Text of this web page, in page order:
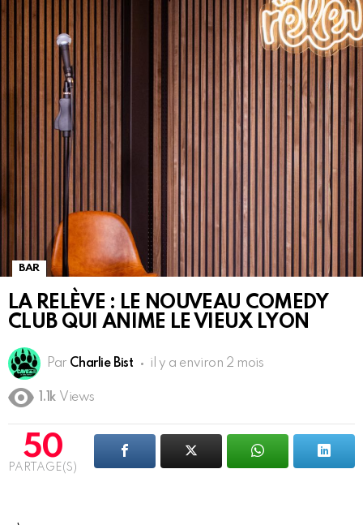
BAR
LA RELÈVE : LE NOUVEAU COMEDY
CLUB QUI ANIME LE VIEUX LYON
Par Charlie Bist il y a environ 2 mois
1.1k Views
50
PARTAGE(S)